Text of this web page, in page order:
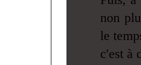
non
le
c'est à